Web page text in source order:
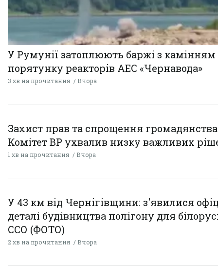
У Румунії затоплюють баржі з
порятунку реакторів АЕС «Чернавода»
3 хв на прочитання Вчора
Захист прав та спрощення
Комітет ВР ухвалив низку важливих
1 хв на прочитання Вчора
У 43 км від Чернігівщини: з'явилися
деталі будівництва полігону для
ССО (ФОТО)
2 хв на прочитання Вчора